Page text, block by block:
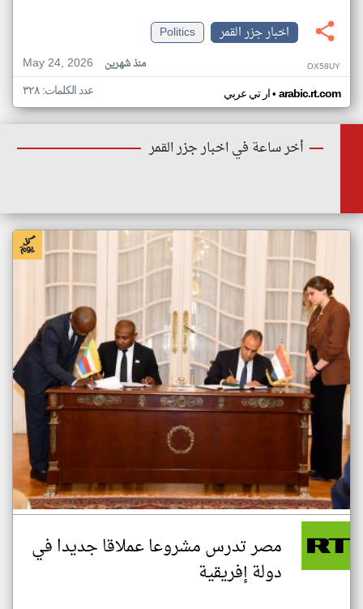
اخبار جزر القمر
Politics
May 24, 2026
منذ شهرين OX58UY
ار تي عربي• arabic.rt.com عدد الكلمات: ٣٢٨
أخر ساعة في اخبار جزر القمر
مصر تدرس مشروعا عملاقا جديدا في
دولة إفريقية